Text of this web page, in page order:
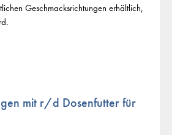
Geschmacksrichtungen erhältlich,
mit r/d Dosenfutter für